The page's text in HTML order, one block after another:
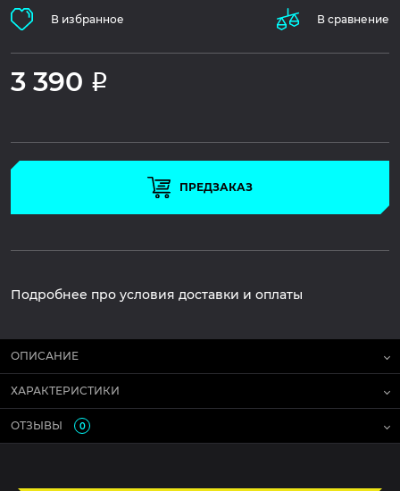
В избранное В сравнение
3 390 Р
ПРЕДЗАКАЗ
Подробнее про условия доставки и оплаты
ОПИСАНИЕ
ХАРАКТЕРИСТИКИ
ОТЗЫВЫ 0